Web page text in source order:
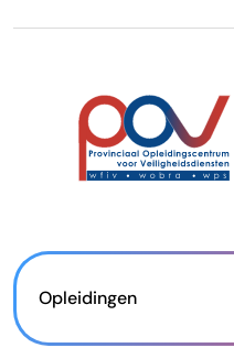
Opleidingen